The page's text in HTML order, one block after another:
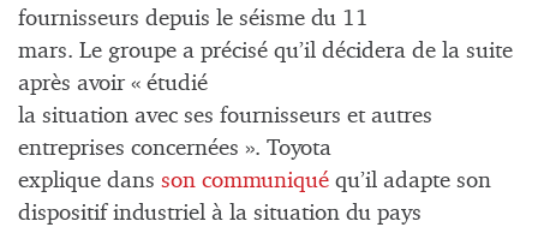
fournisseurs depuis le séisme du 11
mars. Le groupe a précisé qu’il décidera de la suite
après avoir « étudié
la situation avec ses fournisseurs et autres
entreprises concernées ». Toyota
explique dans son communiqué qu’il adapte son
dispositif industriel à la situation du pays